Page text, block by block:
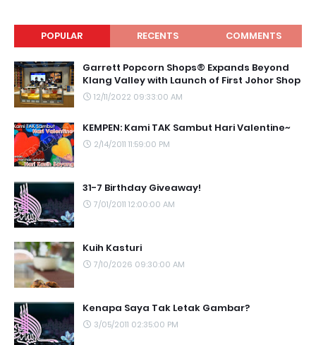
POPULAR RECENTS COMMENTS
Garrett Popcorn Shops® Expands Beyond
Klang Valley with Launch of First Johor Shop
12/11/2022 09:33:00 AM
KEMPEN: Kami TAK Sambut Hari Valentine~
2/14/2011 11:59:00 PM
31-7 Birthday Giveaway!
7/01/2011 12:00:00 AM
Kuih Kasturi
7/10/2026 09:30:00 AM
Kenapa Saya Tak Letak Gambar?
3/05/2011 02:35:00 PM